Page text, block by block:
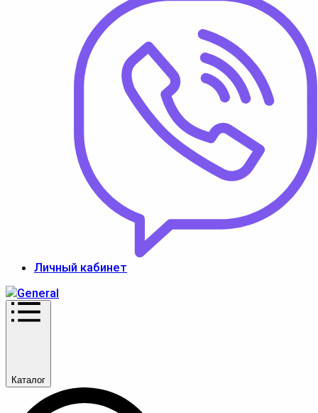
Личный кабинет
Каталог